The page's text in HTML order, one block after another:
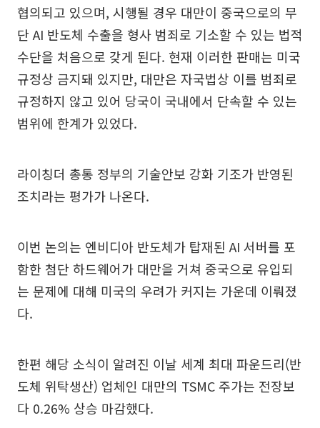
협의되고 있으며, 시행될 경우 대만이 중국으로의 무
단 AI 반도체 수출을 형사 범죄로 기소할 수 있는 법적
수단을 처음으로 갖게 된다. 현재 이러한 판매는 미국
규정상 금지돼 있지만, 대만은 자국법상 이를 범죄로
규정하지 않고 있어 당국이 국내에서 단속할 수 있는
범위에 한계가 있었다.
라이칭더 총통 정부의 기술안보 강화 기조가 반영된
조치라는 평가가 나온다.
이번 논의는 엔비디아 반도체가 탑재된 AI 서버를 포
함한 첨단 하드웨어가 대만을 거쳐 중국으로 유입되
는 문제에 대해 미국의 우려가 커지는 가운데 이뤄졌
다.
한편 해당 소식이 알려진 이날 세계 최대 파운드리(반
도체 위탁생산) 업체인 대만의 TSMC 주가는 전장보
다 0.26% 상승 마감했다.